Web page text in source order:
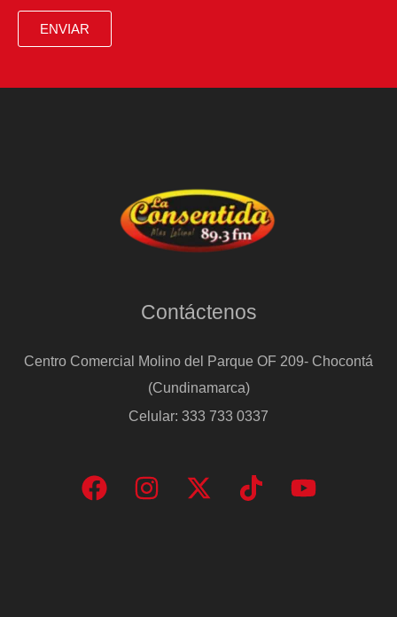
ENVIAR
Contáctenos
Centro Comercial Molino del Parque OF 209- Chocontá
(Cundinamarca)
Celular: 333 733 0337